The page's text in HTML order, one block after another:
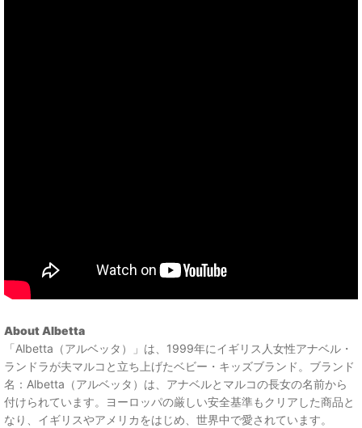
About Albetta
「Albetta（アルベッタ）」は、1999年にイギリス人女性アナベル・
ランドラが夫マルコと立ち上げたベビー・キッズブランド。ブランド
名：Albetta（アルベッタ）は、アナベルとマルコの長女の名前から
付けられています。ヨーロッパの厳しい安全基準もクリアした商品と
なり、イギリスやアメリカをはじめ、世界中で愛されています。